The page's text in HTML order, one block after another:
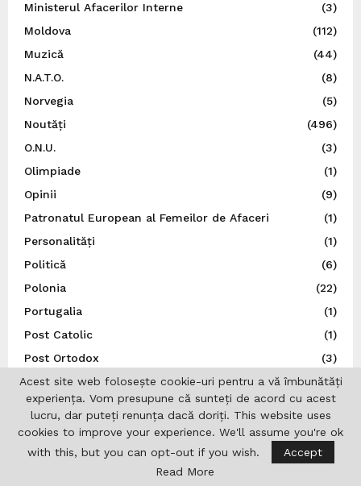
Ministerul Afacerilor Interne
(3)
Moldova
(112)
Muzică
(44)
N.A.T.O.
(8)
Norvegia
(5)
Noutăți
(496)
O.N.U.
(3)
Olimpiade
(1)
Opinii
(9)
Patronatul European al Femeilor de Afaceri
(1)
Personalități
(1)
Politică
(6)
Polonia
(22)
Portugalia
(1)
Post Catolic
(1)
Post Ortodox
(3)
Preşedinţia României
(245)
Război, Ucraina
(16)
Religie
(36)
REPATRIOT
(31)
Acest site web folosește cookie-uri pentru a vă îmbunătăți
experiența. Vom presupune că sunteți de acord cu acest
lucru, dar puteți renunța dacă doriți. This website uses
cookies to improve your experience. We'll assume you're ok
with this, but you can opt-out if you wish.
Accept
Read More